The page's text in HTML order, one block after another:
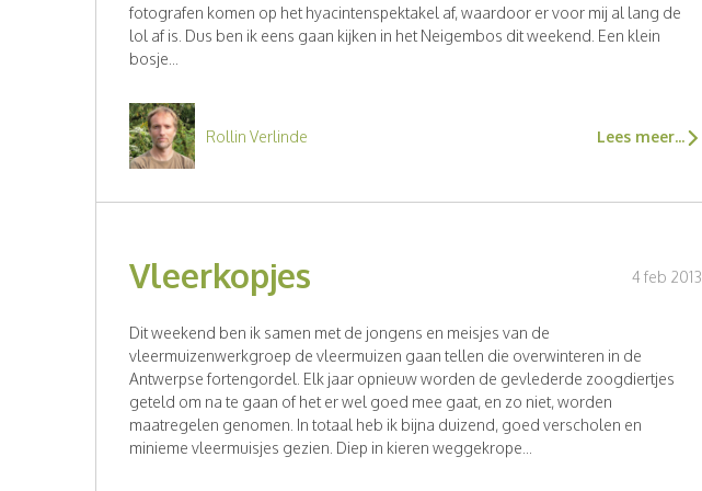
fotografen komen op het hyacintenspektakel af, waardoor er voor mij al lang de
lol af is. Dus ben ik eens gaan kijken in het Neigembos dit weekend. Een klein
bosje...
Rollin Verlinde Lees meer...
Vleerkopjes 4 feb 2013
Dit weekend ben ik samen met de jongens en meisjes van de
vleermuizenwerkgroep de vleermuizen gaan tellen die overwinteren in de
Antwerpse fortengordel. Elk jaar opnieuw worden de gevlederde zoogdiertjes
geteld om na te gaan of het er wel goed mee gaat, en zo niet, worden
maatregelen genomen. In totaal heb ik bijna duizend, goed verscholen en
minieme vleermuisjes gezien. Diep in kieren weggekrope...